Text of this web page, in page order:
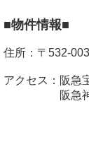
■物件情報■
住所：〒532-
アクセス： 阪急
阪急神戸